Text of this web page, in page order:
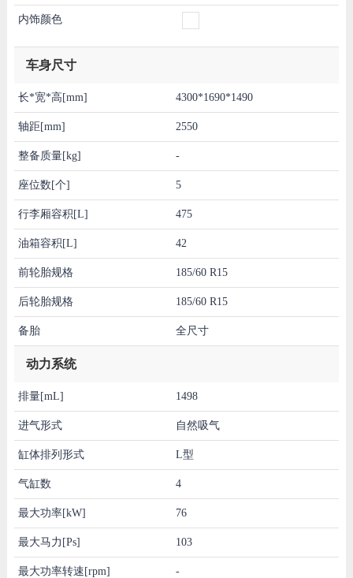
内饰颜色
车身尺寸
长*宽*高[mm] 4300*1690*1490
轴距[mm] 2550
整备质量[kg] -
座位数[个] 5
行李厢容积[L] 475
油箱容积[L] 42
前轮胎规格 185/60 R15
后轮胎规格 185/60 R15
备胎 全尺寸
动力系统
排量[mL] 1498
进气形式 自然吸气
缸体排列形式 L型
气缸数 4
最大功率[kW] 76
最大马力[Ps] 103
最大功率转速[rpm] -